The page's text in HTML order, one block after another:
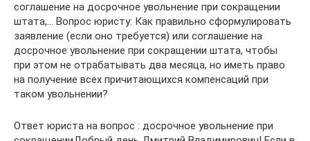
соглашение на досрочное увольнение при сокращении
штата,… Вопрос юристу: Как правильно сформулировать
заявление (если оно требуется) или соглашение на
досрочное увольнение при сокращении штата, чтобы
при этом не отрабатывать два месяца, но иметь право
на получение всех причитающихся компенсаций при
таком увольнении?
Ответ юриста на вопрос : досрочное увольнение при